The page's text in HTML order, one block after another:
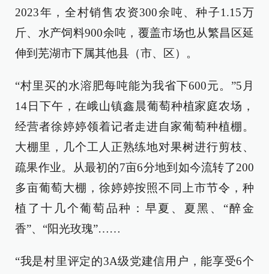
2023年，全村销售农资300余吨、种子1.15万
斤、水产饲料900余吨，覆盖市场也从繁昌区延
伸到芜湖市下属其他县（市、区）。
“村里买的水溶肥每吨能为我省下600元。”5月
14日下午，在峨山镇鑫晨葡萄种植家庭农场，
经营者徐婷婷领着记者走进自家葡萄种植棚。
大棚里，几个工人正熟练地对果树进行剪枝、
疏果作业。从最初的7亩6分地到如今流转了200
多亩葡萄大棚，徐婷婷按照不同上市节令，种
植了十几个葡萄品种：早夏、夏黑、“醉金
香”、“阳光玫瑰”……
“我是村里评定的3A级党建信用户，能享受6个